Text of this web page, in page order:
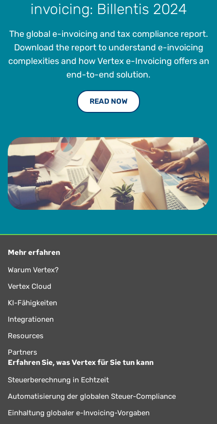
Manager bei Endeavor und den Umsatzsteuer Proposition
Lead bei Thomson Reuters. Sie hat einen Bachelor of
of Delhi, Indien, und einen Master of Science in
Entwicklungsstudien von der School of Oriental & African
Studies der University of London. Sie ist Stipendiatin des
Executive MBA an der Warwick Business School und
invoicing: Billentis 2024
The global e-invoicing and tax compliance report.
Download the report to understand e-invoicing
complexities and how Vertex e-Invoicing offers an
end-to-end solution.
READ NOW
Mehr erfahren
Warum Vertex?
Vertex Cloud
KI-Fähigkeiten
Integrationen
Resources
Partners
Erfahren Sie, was Vertex für Sie tun kann
Steuerberechnung in Echtzeit
Automatisierung der globalen Steuer-Compliance
Einhaltung globaler e-Invoicing-Vorgaben